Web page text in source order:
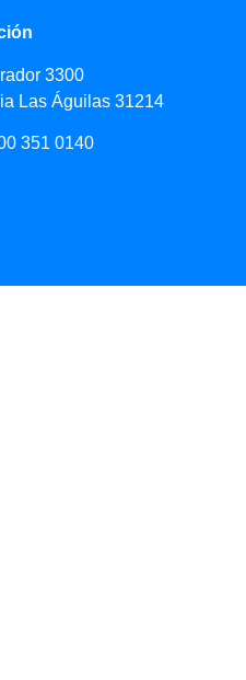
3300
Las Águilas 31214
351 0140